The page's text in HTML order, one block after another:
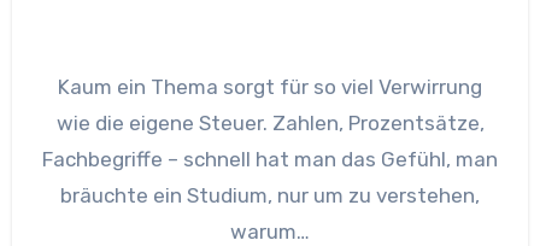
Kaum ein Thema sorgt für so viel Verwirrung
wie die eigene Steuer. Zahlen, Prozentsätze,
Fachbegriffe – schnell hat man das Gefühl, man
bräuchte ein Studium, nur um zu verstehen,
warum…